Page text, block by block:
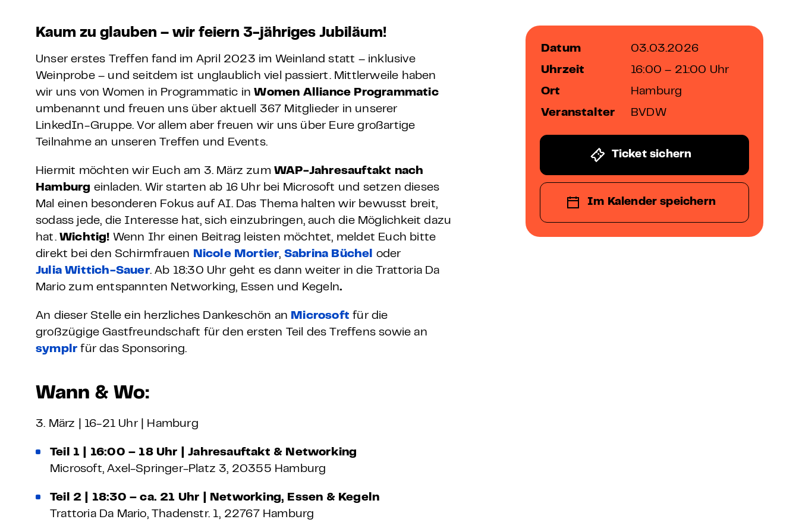
Weitere
Product Design Bootcamp
Product Management Bootcamp
Kaum zu glauben – wir feiern 3-jähriges Jubiläum!
Unser erstes Treffen fand im April 2023 im Weinland statt – inklusive
Weinprobe – und seitdem ist unglaublich viel passiert. Mittlerweile haben
wir uns von Women in Programmatic inWomen Alliance Programmatic
umbenannt und freuen uns über aktuell 367 Mitglieder in unserer
LinkedIn-Gruppe. Vor allem aber freuen wir uns über Eure großartige
Teilnahme an unseren Treffen und Events.
Hiermit möchten wir Euch am 3. März zum WAP-Jahresauftakt nach
Hamburg einladen. Wir starten ab 16 Uhr bei Microsoft und setzen dieses
Mal einen besonderen Fokus auf AI. Das Thema halten wir bewusst breit,
sodass jede, die Interesse hat, sich einzubringen, auch die Möglichkeit dazu
hat. Wichtig! Wenn Ihr einen Beitrag leisten möchtet, meldet Euch bitte
direkt bei den Schirmfrauen
Nicole Mortier, Sabrina Büchel
oder
Julia Wittich-Sauer. Ab 18:30 Uhr geht es dann weiter in die Trattoria Da
Mario zum entspannten Networking, Essen und Kegeln.
An dieser Stelle ein herzliches Dankeschön an Microsoft für die
großzügige Gastfreundschaft für den ersten Teil des Treffens sowie an
symplr für das Sponsoring.
Wann & Wo:
3. März | 16-21 Uhr | Hamburg
Teil 1 | 16:00 – 18 Uhr | Jahresauftakt & Networking
Microsoft, Axel-Springer-Platz 3, 20355 Hamburg
Teil 2 | 18:30 – ca. 21 Uhr | Networking, Essen & Kegeln
Trattoria Da Mario, Thadenstr. 1, 22767 Hamburg
Datum 03.03.2026
Uhrzeit 16:00 – 21:00 Uhr
Ort Hamburg
Veranstalter BVDW
Ticket sichern
Im Kalender speichern